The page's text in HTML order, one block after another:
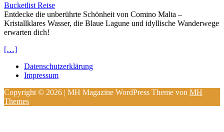
Bucketlist Reise
Entdecke die unberührte Schönheit von Comino Malta –
Kristallklares Wasser, die Blaue Lagune und idyllische Wanderwege
erwarten dich!
[…]
Datenschutzerklärung
Impressum
Copyright © 2026 | MH Magazine WordPress Theme von MH
Themes